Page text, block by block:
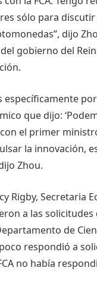
sólo para
dijo
gobierno del
específicamente
que dijo:
el primer
la innovación,
Zhou.
Rigby, Secretaria
a las solicitudes
de
respondió a
no había